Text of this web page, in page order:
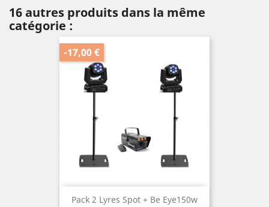
16 autres produits dans la même
catégorie :
Pack 2 Lyres Spot + Be Eye150w
-17,00 €